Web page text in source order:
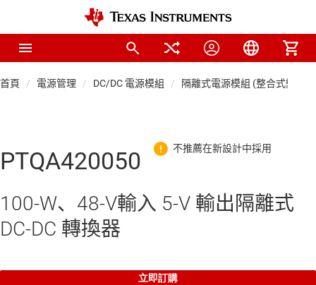
首頁 電源管理 DC/DC 電源模組 隔離式電源模組 (整合式變壓
PTQA420050
100-W、48-V輸入 5-V 輸出隔離式
DC-DC 轉換器
立即訂購